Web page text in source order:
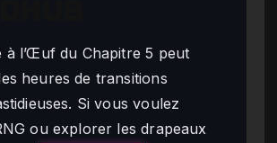
à l’Œuf du Chapitre 5 peut
heures de transitions
Si vous voulez
ou explorer les drapeaux